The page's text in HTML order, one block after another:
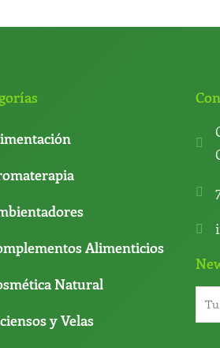
Alimenticios
Natural
y Velas